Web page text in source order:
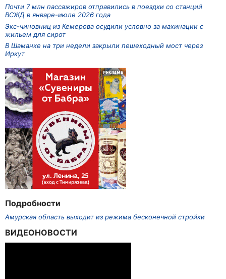
Почти 7 млн пассажиров отправились в поездки со станций
ВСЖД в январе-июле 2026 года
Экс-чиновниц из Кемерова осудили условно за махинации с
жильем для сирот
В Шаманке на три недели закрыли пешеходный мост через
Иркут
Подробности
Амурская область выходит из режима бесконечной стройки
ВИДЕОНОВОСТИ